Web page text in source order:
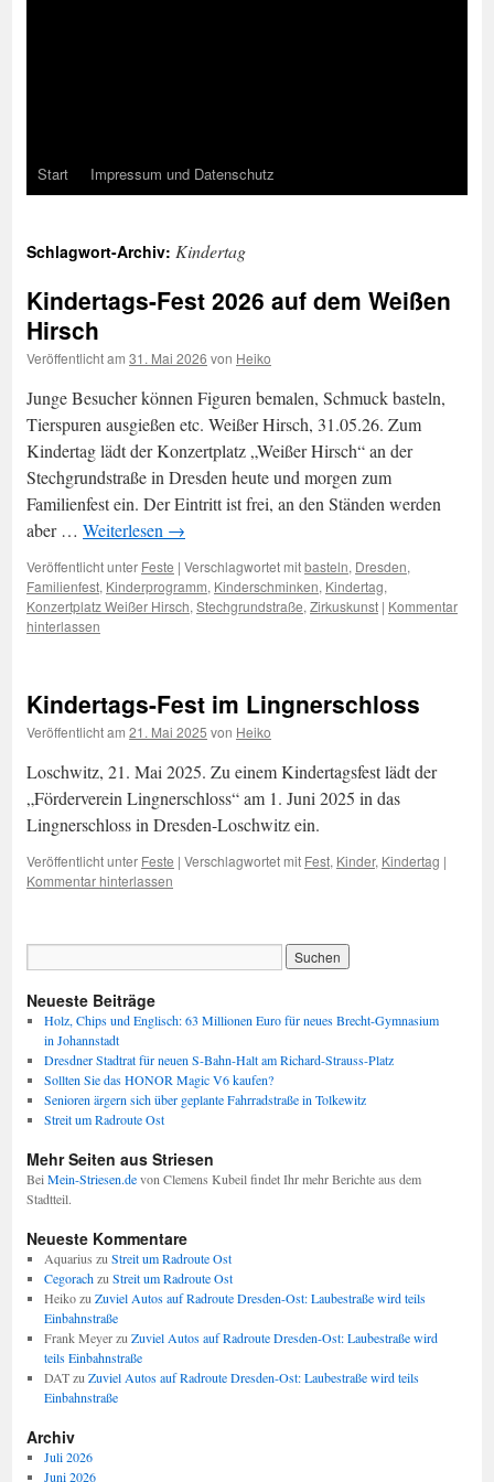
Start Impressum und Datenschutz
Schlagwort-Archiv: Kindertag
Kindertags-Fest 2026 auf dem Weißen
Hirsch
Veröffentlicht am 31. Mai 2026 von Heiko
Junge Besucher können Figuren bemalen, Schmuck basteln,
Tierspuren ausgießen etc. Weißer Hirsch, 31.05.26. Zum
Kindertag lädt der Konzertplatz „Weißer Hirsch“ an der
Stechgrundstraße in Dresden heute und morgen zum
Familienfest ein. Der Eintritt ist frei, an den Ständen werden
aber … Weiterlesen →
Veröffentlicht unter Feste | Verschlagwortet mitbasteln, Dresden,
Familienfest, Kinderprogramm, Kinderschminken, Kindertag,
Konzertplatz Weißer Hirsch, Stechgrundstraße, Zirkuskunst | Kommentar
hinterlassen
Kindertags-Fest im Lingnerschloss
Veröffentlicht am 21. Mai 2025 von Heiko
Loschwitz, 21. Mai 2025. Zu einem Kindertagsfest lädt der
„Förderverein Lingnerschloss“ am 1. Juni 2025 in das
Lingnerschloss in Dresden-Loschwitz ein.
Veröffentlicht unter Feste | Verschlagwortet mit Fest, Kinder, Kindertag |
Kommentar hinterlassen
Neueste Beiträge
Holz, Chips und Englisch: 63 Millionen Euro für neues Brecht-Gymnasium
in Johannstadt
Dresdner Stadtrat für neuen S-Bahn-Halt am Richard-Strauss-Platz
Sollten Sie das HONOR Magic V6 kaufen?
Senioren ärgern sich über geplante Fahrradstraße in Tolkewitz
Streit um Radroute Ost
Mehr Seiten aus Striesen
Bei Mein-Striesen.devon Clemens Kubeil findet Ihr mehr Berichte aus dem
Stadtteil.
Neueste Kommentare
Aquarius zu Streit um Radroute Ost
Cegorachzu Streit um Radroute Ost
Heikozu Zuviel Autos auf Radroute Dresden-Ost: Laubestraße wird teils
Einbahnstraße
Frank Meyerzu Zuviel Autos auf Radroute Dresden-Ost: Laubestraße wird
teils Einbahnstraße
DATzu Zuviel Autos auf Radroute Dresden-Ost: Laubestraße wird teils
Einbahnstraße
Archiv
Juli 2026
Juni 2026